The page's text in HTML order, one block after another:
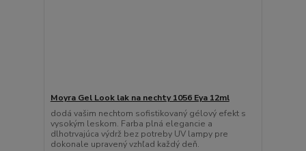
Moyra Gel Look lak na nechty 1056 Eya 12ml
dodá vašim nechtom sofistikovaný gélový efekt s
vysokým leskom. Farba plná elegancie a
dlhotrvajúca výdrž bez potreby UV lampy pre
dokonale upravený vzhľad každý deň.